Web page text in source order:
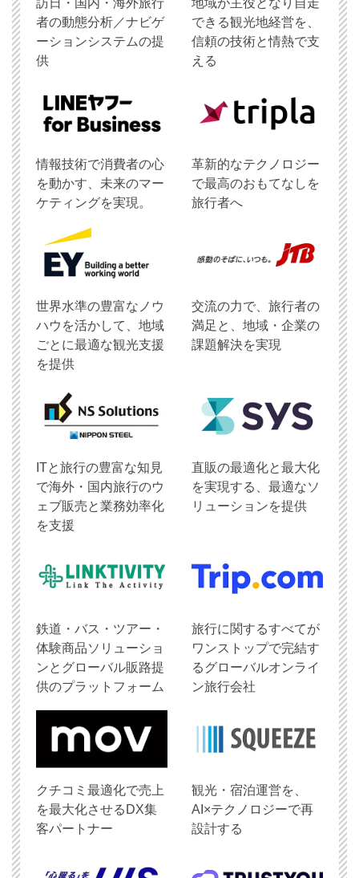
訪日・国内・海外旅行
者の動態分析／ナビゲ
ーションシステムの提
供
地域が主役となり自走
できる観光地経営を、
信頼の技術と情熱で支
える
情報技術で消費者の心
を動かす、未来のマー
ケティングを実現。
革新的なテクノロジー
で最高のおもてなしを
旅行者へ
世界水準の豊富なノウ
ハウを活かして、地域
ごとに最適な観光支援
を提供
交流の力で、旅行者の
満足と、地域・企業の
課題解決を実現
ITと旅行の豊富な知見
で海外・国内旅行のウ
ェブ販売と業務効率化
を支援
直販の最適化と最大化
を実現する、最適なソ
リューションを提供
鉄道・バス・ツアー・
体験商品ソリューショ
ンとグローバル販路提
供のプラットフォーム
旅行に関するすべてが
ワンストップで完結す
るグローバルオンライ
ン旅行会社
クチコミ最適化で売上
を最大化させるDX集
客パートナー
観光・宿泊運営を、
AI×テクノロジーで再
設計する